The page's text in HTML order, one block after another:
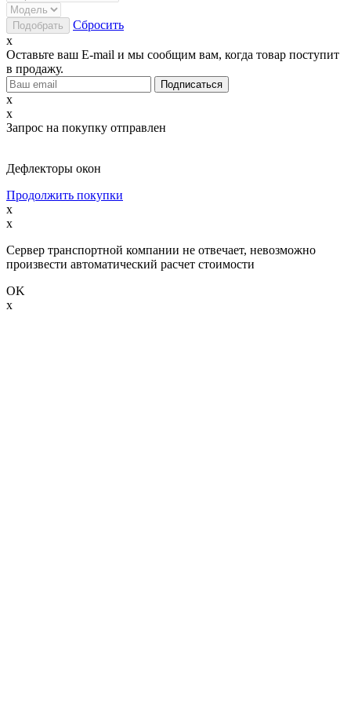
Сбросить
x
Оставьте ваш E-mail и мы сообщим вам, когда товар поступит
в продажу.
x
x
Запрос на покупку отправлен
Дефлекторы окон
Продолжить покупки
x
x
Сервер транспортной компании не отвечает, невозможно
произвести автоматический расчет стоимости
OK
x